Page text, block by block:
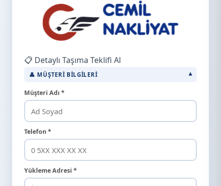
📋 Detaylı Taşıma Teklifi Al
👤 MÜŞTERI BILGILERI
Müşteri Adı *
Telefon *
Yükleme Adresi *